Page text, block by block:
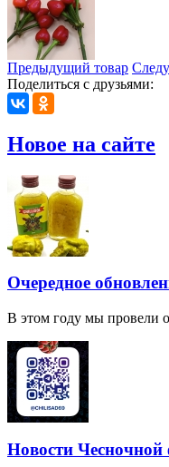
Предыдущий товар
Поделиться с друзьями:
Новое на сайте
Очередное
В этом году мы провели
Новости